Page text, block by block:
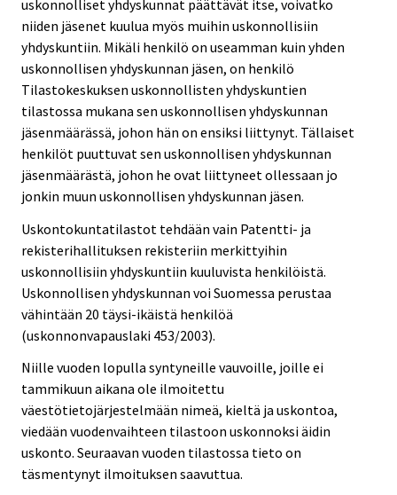
uskonnolliset yhdyskunnat päättävät itse, voivatko
niiden jäsenet kuulua myös muihin uskonnollisiin
yhdyskuntiin. Mikäli henkilö on useamman kuin yhden
uskonnollisen yhdyskunnan jäsen, on henkilö
Tilastokeskuksen uskonnollisten yhdyskuntien
tilastossa mukana sen uskonnollisen yhdyskunnan
jäsenmäärässä, johon hän on ensiksi liittynyt. Tällaiset
henkilöt puuttuvat sen uskonnollisen yhdyskunnan
jäsenmäärästä, johon he ovat liittyneet ollessaan jo
jonkin muun uskonnollisen yhdyskunnan jäsen.
Uskontokuntatilastot tehdään vain Patentti- ja
rekisterihallituksen rekisteriin merkittyihin
uskonnollisiin yhdyskuntiin kuuluvista henkilöistä.
Uskonnollisen yhdyskunnan voi Suomessa perustaa
vähintään 20 täysi-ikäistä henkilöä
(uskonnonvapauslaki 453/2003).
Niille vuoden lopulla syntyneille vauvoille, joille ei
tammikuun aikana ole ilmoitettu
väestötietojärjestelmään nimeä, kieltä ja uskontoa,
viedään vuodenvaihteen tilastoon uskonnoksi äidin
uskonto. Seuraavan vuoden tilastossa tieto on
täsmentynyt ilmoituksen saavuttua.